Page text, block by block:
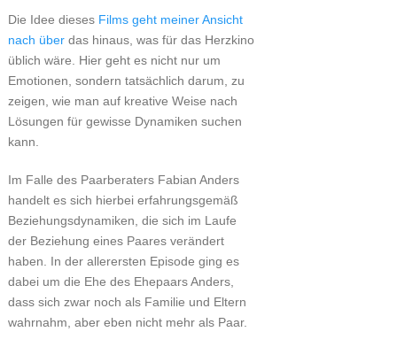
Die Idee dieses Films geht meiner Ansicht
nach überdas hinaus, was für das Herzkino
üblich wäre. Hier geht es nicht nur um
Emotionen, sondern tatsächlich darum, zu
zeigen, wie man auf kreative Weise nach
Lösungen für gewisse Dynamiken suchen
kann.
Im Falle des Paarberaters Fabian Anders
handelt es sich hierbei erfahrungsgemäß
Beziehungsdynamiken, die sich im Laufe
der Beziehung eines Paares verändert
haben. In der allerersten Episode ging es
dabei um die Ehe des Ehepaars Anders,
dass sich zwar noch als Familie und Eltern
wahrnahm, aber eben nicht mehr als Paar.